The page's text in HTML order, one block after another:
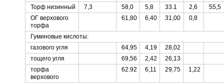
Торф низинный 7,3 58,0 5,8 33.1 2,6
55,5
ОГ верхового
торфа
61,80 6,40 31,00 0,8
Гуминовые кислоты:
газового угля
64,95 4,19
28,02
тощего угля
69,56 2,42
26,13
торфа
верхового
62.92 6,11 29,75 1,22